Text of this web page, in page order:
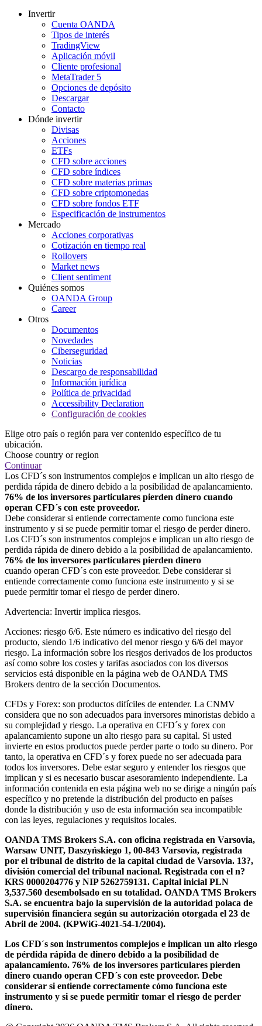
Invertir
Cuenta OANDA
Tipos de interés
TradingView
Aplicación móvil
Cliente profesional
MetaTrader 5
Opciones de depósito
Descargar
Contacto
Dónde invertir
Divisas
Acciones
ETFs
CFD sobre acciones
CFD sobre índices
CFD sobre materias primas
CFD sobre criptomonedas
CFD sobre fondos ETF
Especificación de instrumentos
Mercado
Acciones corporativas
Cotización en tiempo real
Rollovers
Market news
Client sentiment
Quiénes somos
OANDA Group
Career
Otros
Documentos
Novedades
Ciberseguridad
Noticias
Descargo de responsabilidad
Información jurídica
Política de privacidad
Accessibility Declaration
Configuración de cookies
Elige otro país o región para ver contenido específico de tu
ubicación.
Choose country or region
Continuar
Los CFD´s son instrumentos complejos e implican un alto riesgo de
perdida rápida de dinero debido a la posibilidad de apalancamiento.
76% de los inversores particulares pierden dinero cuando
operan CFD´s con este proveedor.
Debe considerar si entiende correctamente como funciona este
instrumento y si se puede permitir tomar el riesgo de perder dinero.
Los CFD´s son instrumentos complejos e implican un alto riesgo de
perdida rápida de dinero debido a la posibilidad de apalancamiento.
76% de los inversores particulares pierden dinero
cuando operan CFD´s con este proveedor. Debe considerar si
entiende correctamente como funciona este instrumento y si se
puede permitir tomar el riesgo de perder dinero.
Advertencia: Invertir implica riesgos.
Acciones: riesgo 6/6. Este número es indicativo del riesgo del
producto, siendo 1/6 indicativo del menor riesgo y 6/6 del mayor
riesgo. La información sobre los riesgos derivados de los productos
así como sobre los costes y tarifas asociados con los diversos
servicios está disponible en la página web de OANDA TMS
Brokers dentro de la sección Documentos.
CFDs y Forex: son productos difíciles de entender. La CNMV
considera que no son adecuados para inversores minoristas debido a
su complejidad y riesgo. La operativa en CFD´s y forex con
apalancamiento supone un alto riesgo para su capital. Si usted
invierte en estos productos puede perder parte o todo su dinero. Por
tanto, la operativa en CFD´s y forex puede no ser adecuada para
todos los inversores. Debe estar seguro y entender los riesgos que
implican y si es necesario buscar asesoramiento independiente. La
información contenida en esta página web no se dirige a ningún país
específico y no pretende la distribución del producto en países
donde la distribución y uso de esta información sea incompatible
con las leyes, regulaciones y requisitos locales.
OANDA TMS Brokers S.A. con oficina registrada en Varsovia,
Warsaw UNIT, Daszyńskiego 1, 00-843 Varsovia, registrada
por el tribunal de distrito de la capital ciudad de Varsovia. 13?,
división comercial del tribunal nacional. Registrada con el n?
KRS 0000204776 y NIP 5262759131. Capital inicial PLN
3,537.560 desembolsado en su totalidad. OANDA TMS Brokers
S.A. se encuentra bajo la supervisión de la autoridad polaca de
supervisión financiera según su autorización otorgada el 23 de
Abril de 2004. (KPWiG-4021-54-1/2004).
Los CFD´s son instrumentos complejos e implican un alto riesgo
de pérdida rápida de dinero debido a la posibilidad de
apalancamiento. 76% de los inversores particulares pierden
dinero cuando operan CFD´s con este proveedor. Debe
considerar si entiende correctamente cómo funciona este
instrumento y si se puede permitir tomar el riesgo de perder
dinero.